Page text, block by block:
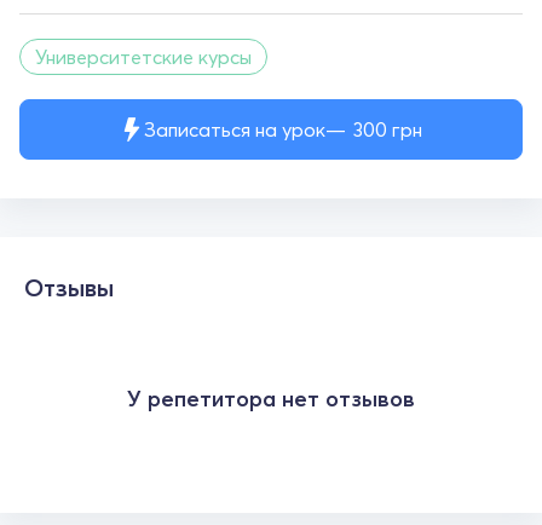
Записаться на урок 300 грн
Университетские курсы
Отзывы
У репетитора нет отзывов